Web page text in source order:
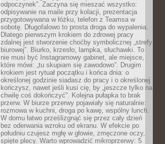
odpoczynek”. Zaczyna się mieszać wszystko:
odpisywanie na maile przy kolacji, prezentacja
przygotowywana w łóżku, telefon z Teamsa w
sobotę. Długofalowo to prosta droga do wypalenia.
Dlatego pierwszym krokiem do zdrowej pracy
zdalnej jest stworzenie choćby symbolicznej „strefy
biurowej”. Biurko, krzesło, lampka, słuchawki. To
nie musi być Instagramowy gabinet, ale miejsce,
które mówi: „tu skupiam się zawodowo”. Drugim
krokiem jest rytuał początku i końca dnia: o
określonej godzinie siadasz do pracy i o określonej
kończysz, nawet jeśli kusi cię, by „jeszcze tylko na
chwilę coś dokończyć”. Kolejna pułapka to brak
przerw. W biurze przerwy pojawiały się naturalnie:
rozmowa w kuchni, droga po kawę, wspólny lunch.
W domu łatwo prześlizgnąć się przez cały dzień
bez oderwania wzroku od ekranu. W efekcie po
południu czujesz mgłę w głowie, zmęczone oczy,
spięte plecy. Warto wprowadzić mikroprzerwy: 5